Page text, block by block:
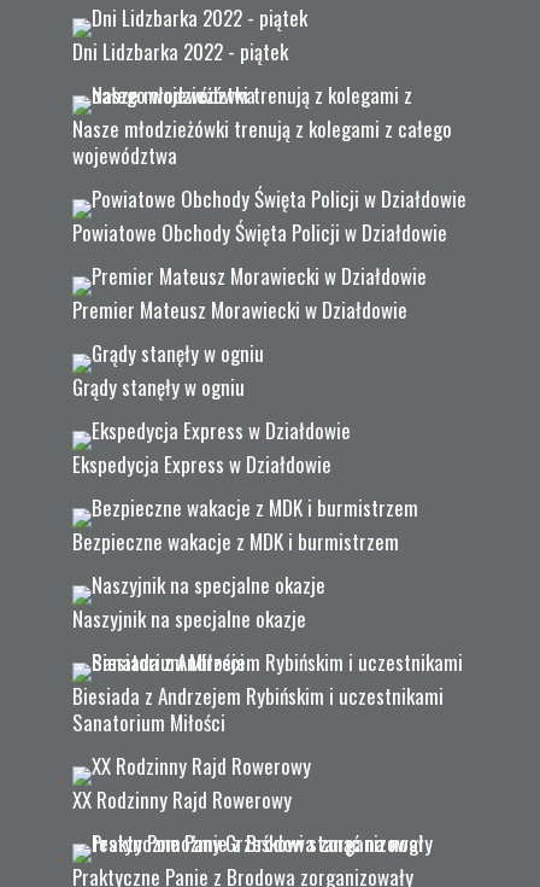
Dni Lidzbarka 2022 - piątek
Nasze młodzieżówki trenują z kolegami z całego
województwa
Powiatowe Obchody Święta Policji w Działdowie
Premier Mateusz Morawiecki w Działdowie
Grądy stanęły w ogniu
Ekspedycja Express w Działdowie
Bezpieczne wakacje z MDK i burmistrzem
Naszyjnik na specjalne okazje
Biesiada z Andrzejem Rybińskim i uczestnikami
Sanatorium Miłości
XX Rodzinny Rajd Rowerowy
Praktyczne Panie z Brodowa zorganizowały